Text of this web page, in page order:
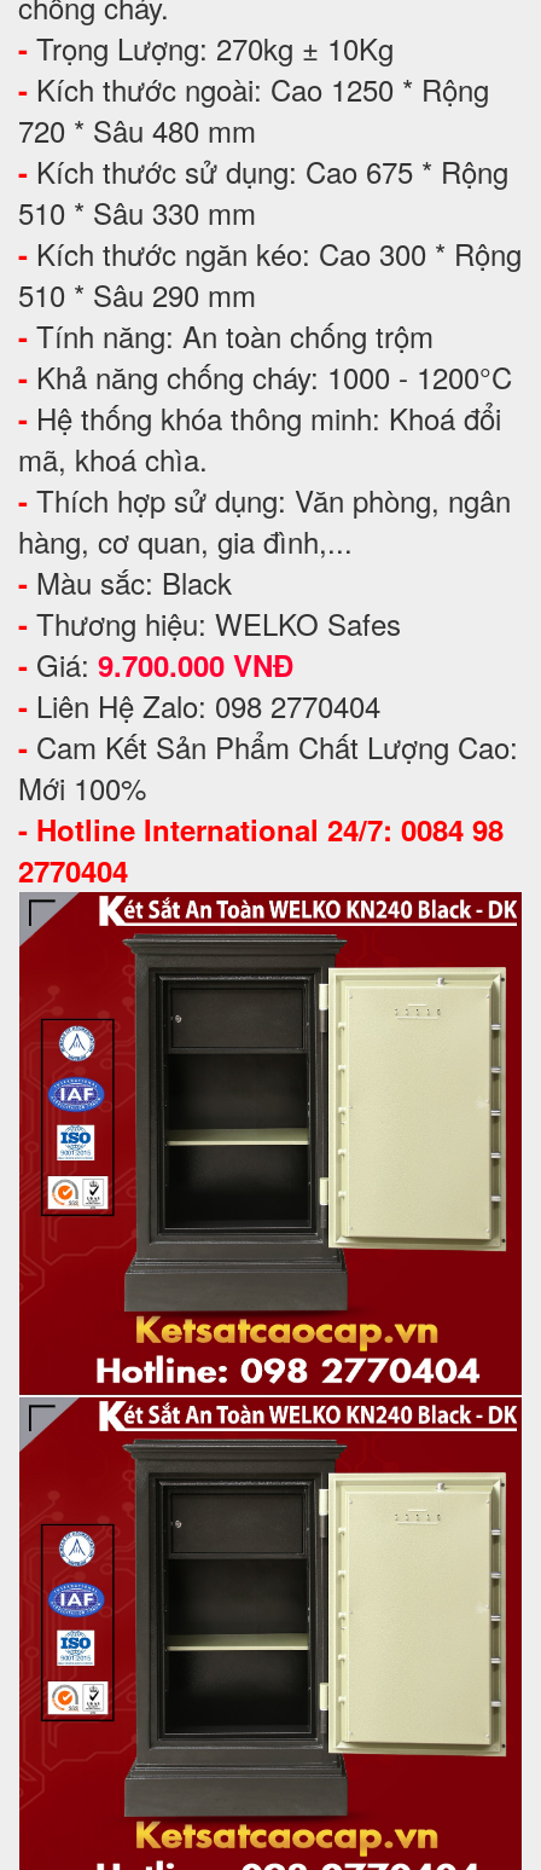
- Trọng Lượng: 270kg ± 10Kg
- Kích thước ngoài: Cao 1250 * Rộng
720 * Sâu 480 mm
- Kích thước sử dụng: Cao 675 * Rộng
510 * Sâu 330 mm
- Kích thước ngăn kéo: Cao 300 * Rộng
510 * Sâu 290 mm
- Tính năng: An toàn chống trộm
- Khả năng chống cháy: 1000 - 1200°C
- Hệ thống khóa thông minh: Khoá đổi
mã, khoá chìa.
- Thích hợp sử dụng: Văn phòng, ngân
hàng, cơ quan, gia đình,...
- Màu sắc: Black
- Thương hiệu: WELKO Safes
- Giá: 9.700.000 VNĐ
- Liên Hệ Zalo: 098 2770404
- Cam Kết Sản Phẩm Chất Lượng Cao:
Mới 100%
- Hotline International 24/7: 0084 98
2770404